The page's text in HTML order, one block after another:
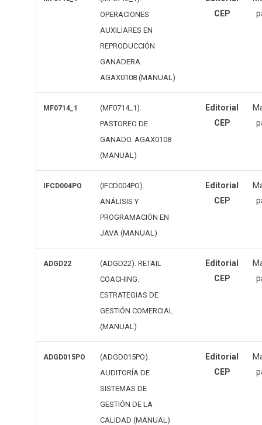
OPERACIONES
AUXILIARES EN
REPRODUCCIÓN
GANADERA.
AGAX0108 (MANUAL)
CEP
MF0714_1
(MF0714_1).
PASTOREO DE
GANADO. AGAX0108
(MANUAL)
Editorial
CEP
IFCD004PO
(IFCD004PO).
ANÁLISIS Y
PROGRAMACIÓN EN
JAVA (MANUAL)
Editorial
CEP
ADGD22
(ADGD22). RETAIL
COACHING.
ESTRATEGIAS DE
GESTIÓN COMERCIAL
(MANUAL)
Editorial
CEP
ADGD015PO
(ADGD015PO).
AUDITORÍA DE
SISTEMAS DE
GESTIÓN DE LA
CALIDAD (MANUAL)
Editorial
CEP